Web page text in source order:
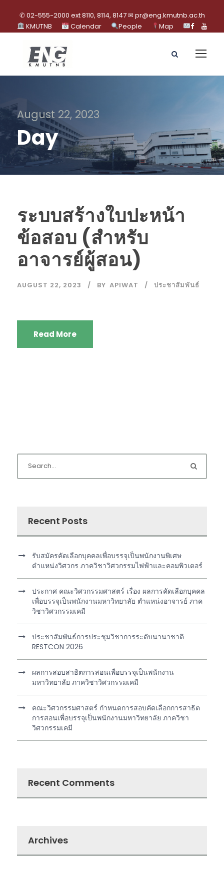
✆ 02-555-2000 ext 8110, 8114, 8147 ✉ pr@eng.kmutnb.ac.th
KMUTNB
Calendar People Map
August 22, 2023
Day
ระบบสร้างใบปะหน้า
ข้อสอบ (สำหรับ
อาจารย์ผู้สอน)
AUGUST 22, 2023 BY APIWAT ประชาสัมพันธ์
Read More
Recent Posts
รับสมัครคัดเลือกบุคคลเพื่อบรรจุเป็นพนักงานพิเศษ
ตำแหน่งวิศวกร ภาควิชาวิศวกรรมไฟฟ้าและคอมพิวเตอร์
ประกาศ คณะวิศวกรรมศาสตร์ เรื่อง ผลการคัดเลือกบุคคล
เพื่อบรรจุเป็นพนักงานมหาวิทยาลัย ตำแหน่งอาจารย์ ภาค
วิชาวิศวกรรมเคมี
ประชาสัมพันธ์การประชุมวิชาการระดับนานาชาติ
RESTCON 2026
ผลการสอบสาธิตการสอนเพื่อบรรจุเป็นพนักงาน
มหาวิทยาลัย ภาควิชาวิศวกรรมเคมี
คณะวิศวกรรมศาสตร์ กำหนดการสอบคัดเลือกการสาธิต
การสอนเพื่อบรรจุเป็นพนักงานมหาวิทยาลัย ภาควิชา
วิศวกรรมเคมี
Recent Comments
Archives